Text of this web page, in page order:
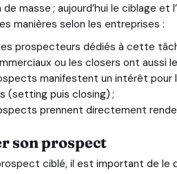
masse ; aujourd’hui le ciblage
manières selon les entreprises :
prospecteurs dédiés à cette
ou les closers ont aussi
manifestent un intérêt pour
(setting puis closing) ;
prennent directement
son prospect
ciblé, il est important de le